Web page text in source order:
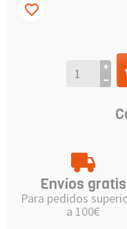
favorite_border
Envíos gratis
Para pedidos
a 100€